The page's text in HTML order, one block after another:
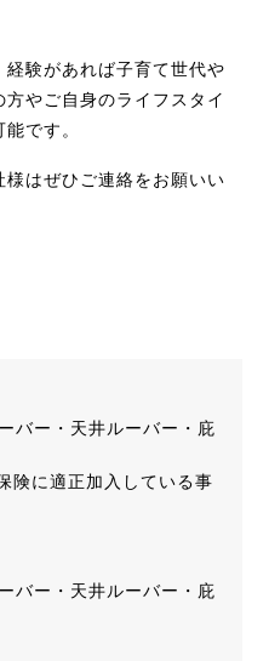
経験があれば子育て世代や
やご自身のライフスタイ
です。
はぜひご連絡をお願いい
バー・天井ルーバー・庇
険に適正加入している事
バー・天井ルーバー・庇